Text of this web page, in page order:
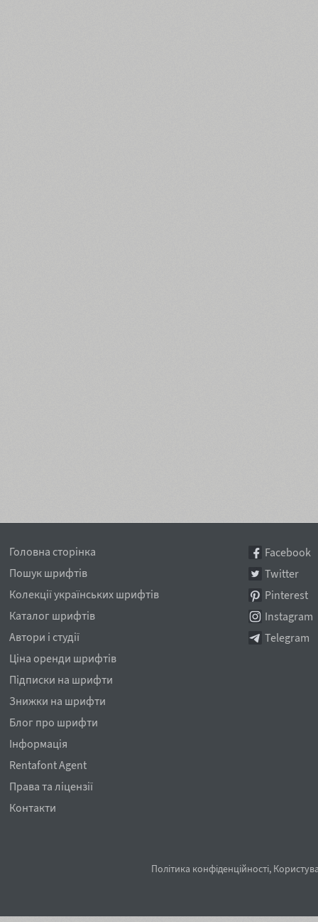
Головна сторінка
Пошук шрифтів
Колекції українських шрифтів
Каталог шрифтів
Автори і студії
Ціна оренди шрифтів
Підписки на шрифти
Знижки на шрифти
Блог про шрифти
Інформація
Rentafont Agent
Права та ліцензії
Контакти
Facebook
Twitter
Pinterest
Instagram
Telegram
Політика конфіденційності,